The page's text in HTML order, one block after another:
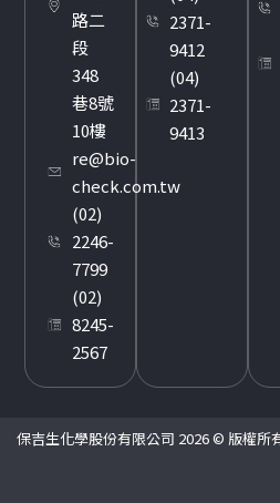
路二
段
348
巷8號
10樓
re@bio-
check.com.tw
(02)
2246-
7799
(02)
8245-
2567
2371-
9412
(04)
2371-
9413
保吉生化學股份有限公司 2026 © 版權所